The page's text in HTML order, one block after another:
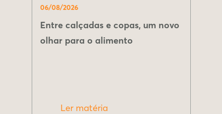
06/08/2026
Entre calçadas e copas, um novo
olhar para o alimento
Ler matéria